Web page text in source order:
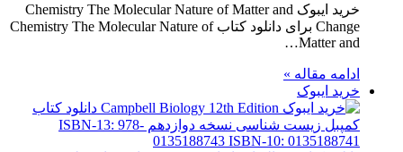
خرید ایبوک Chemistry The Molecular Nature of Matter and
Change برای دانلود کتاب Chemistry The Molecular Nature of
Matter and…
ادامه مقاله »
خرید ایبوک